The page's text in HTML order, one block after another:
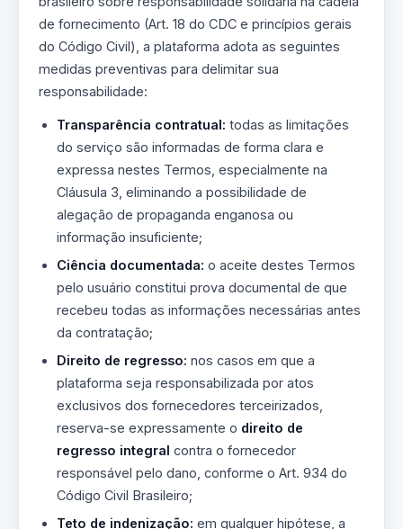
de fornecimento (Art. 18 do CDC e princípios gerais
do Código Civil), a plataforma adota as seguintes
medidas preventivas para delimitar sua
responsabilidade:
Transparência contratual: todas as limitações
do serviço são informadas de forma clara e
expressa nestes Termos, especialmente na
Cláusula 3, eliminando a possibilidade de
alegação de propaganda enganosa ou
informação insuficiente;
Ciência documentada: o aceite destes Termos
pelo usuário constitui prova documental de que
recebeu todas as informações necessárias antes
da contratação;
Direito de regresso: nos casos em que a
plataforma seja responsabilizada por atos
exclusivos dos fornecedores terceirizados,
reserva-se expressamente o direito de
regresso integral contra o fornecedor
responsável pelo dano, conforme o Art. 934 do
Código Civil Brasileiro;
Teto de indenização: em qualquer hipótese, a